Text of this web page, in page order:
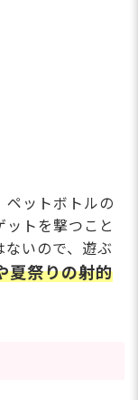
ペットボトルの
ットを撃つこと
ないので、遊ぶ
夏祭りの射的